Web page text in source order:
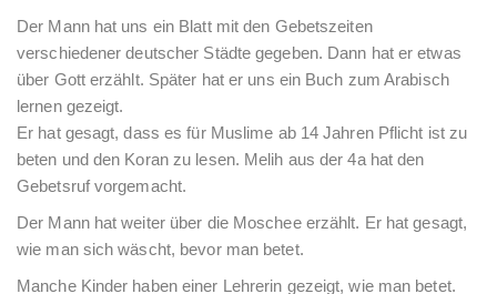
Der Mann hat uns ein Blatt mit den Gebetszeiten
verschiedener deutscher Städte gegeben. Dann hat er etwas
über Gott erzählt. Später hat er uns ein Buch zum Arabisch
lernen gezeigt.
Er hat gesagt, dass es für Muslime ab 14 Jahren Pflicht ist zu
beten und den Koran zu lesen. Melih aus der 4a hat den
Gebetsruf vorgemacht.
Der Mann hat weiter über die Moschee erzählt. Er hat gesagt,
wie man sich wäscht, bevor man betet.
Manche Kinder haben einer Lehrerin gezeigt, wie man betet.